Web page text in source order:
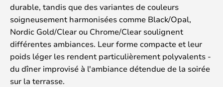
durable, tandis que des variantes de couleurs
soigneusement harmonisées comme Black/Opal,
Nordic Gold/Clear ou Chrome/Clear soulignent
différentes ambiances. Leur forme compacte et leur
poids léger les rendent particulièrement polyvalents -
du dîner improvisé à l'ambiance détendue de la soirée
sur la terrasse.